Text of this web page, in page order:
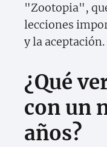
"Zootopia",
lecciones
y la aceptación.
¿Qué
con un
años?